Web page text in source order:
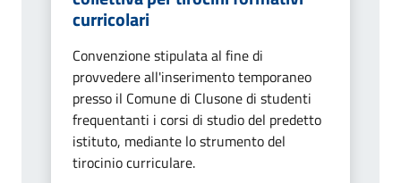
curricolari
Convenzione stipulata al fine di
provvedere all'inserimento temporaneo
presso il Comune di Clusone di studenti
frequentanti i corsi di studio del predetto
istituto, mediante lo strumento del
tirocinio curriculare.